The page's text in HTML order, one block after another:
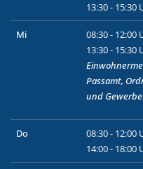
13:30 - 15:30
Mi
08:30 - 12:00
13:30 - 15:30
Passamt,
und
Do
08:30 - 12:00
14:00 - 18:00